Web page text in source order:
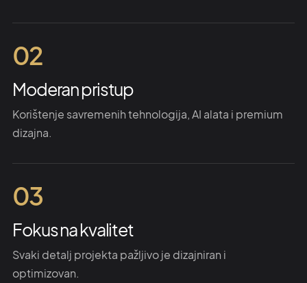
02
Moderan pristup
Korištenje savremenih tehnologija, AI alata i premium
dizajna.
03
Fokus na kvalitet
Svaki detalj projekta pažljivo je dizajniran i
optimizovan.